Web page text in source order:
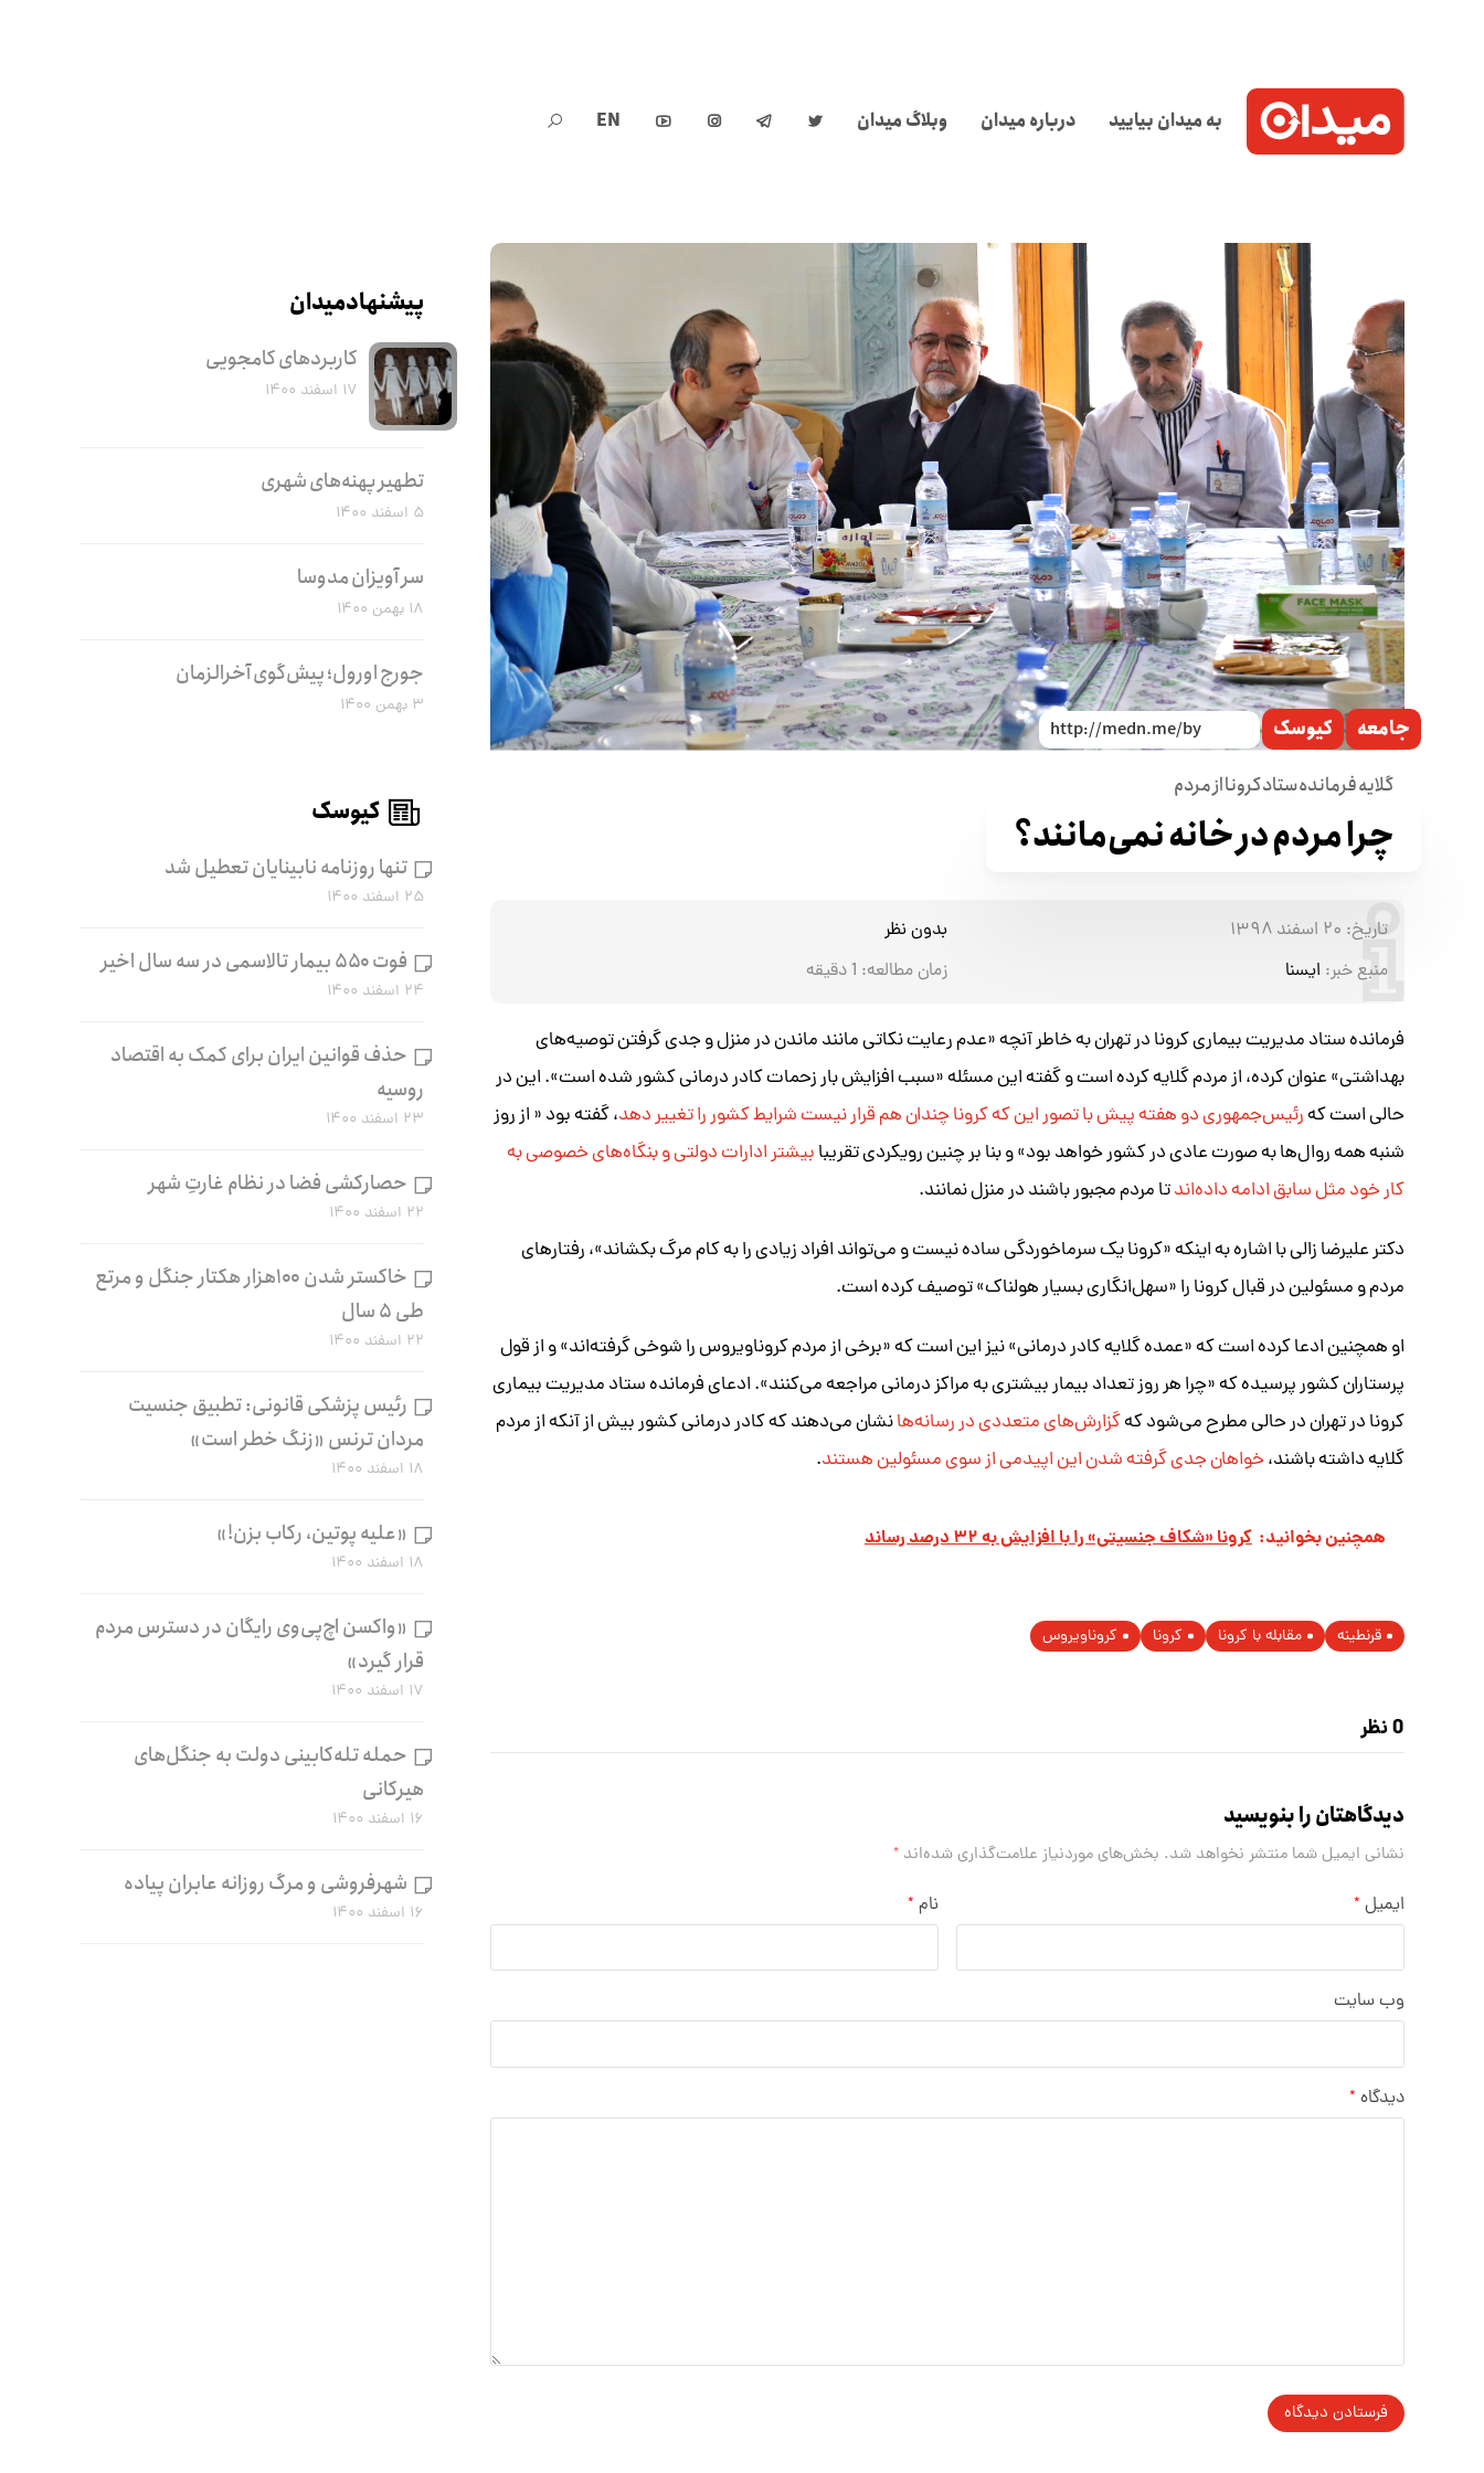
به میدان بیایید درباره میدان وبلاگ میدان 



EN

جامعه
کیوسک
گلایه فرمانده ستاد کرونا از مردم
چرا مردم در خانه نمی‌مانند؟
تاریخ: ۲۰ اسفند ۱۳۹۸
بدون نظر
منبع خبر: ایسنا زمان مطالعه: 1دقیقه
فرمانده ستاد مدیریت بیماری کرونا در تهران به خاطر آنچه «عدم رعایت نکاتی مانند ماندن در منزل و جدی گرفتن توصیه‌های
بهداشتی» عنوان کرده، از مردم گلایه کرده است و گفته این مسئله «سبب افزایش بار زحمات کادر درمانی کشور شده است». این در
حالی است کهرئیس‌جمهوری دو هفته پیش با تصور این که کرونا چندان هم قرار نیست شرایط کشور را تغییر دهد، گفته بود « از روز
شنبه همه روال‌ها به صورت عادی در کشور خواهد بود» و بنا بر چنین رویکردی تقریبابیشتر ادارات دولتی و بنگاه‌های خصوصی به
کار خود مثل سابق ادامه داده‌اندتا مردم مجبور باشند در منزل نمانند.
دکتر علیرضا زالی با اشاره به اینکه «کرونا یک سرماخوردگی ساده نیست و می‌تواند افراد زیادی را به کام مرگ بکشاند»، رفتارهای
مردم و مسئولین در قبال کرونا را «سهل‌انگاری بسیار هولناک» توصیف کرده است.
او همچنین ادعا کرده است که «عمده‌ گلایه کادر درمانی» نیز این است که «برخی از مردم کروناویروس را شوخی گرفته‌اند» و از قول
پرستاران کشور پرسیده که «چرا هر روز تعداد بیمار بیشتری به مراکز درمانی مراجعه می‌کنند». ادعای فرمانده ستاد مدیریت بیماری
کرونا در تهران در حالی مطرح می‌شود کهگزارش‌های متعددی در رسانه‌هانشان می‌دهند که کادر درمانی کشور بیش از آنکه از مردم
گلایه داشته باشند،خواهان جدی گرفته شدن این اپیدمی از سوی مسئولین هستند.
همچنین بخوانید: کرونا «شکاف جنسیتی» را با افزایش به ۳۲ درصد رساند
قرنطینه مقابله با کرونا کرونا کروناویروس
0 نظر
دیدگاهتان را بنویسید
نشانی ایمیل شما منتشر نخواهد شد. بخش‌های موردنیاز علامت‌گذاری شده‌اند *
نام * ایمیل *
وب‌ سایت
دیدگاه *
پیشنهاد میدان
کاربرد‌های کامجویی
۱۷ اسفند ۱۴۰۰
تطهیر پهنه‌های شهری
۵ اسفند ۱۴۰۰
سر آویزان مدوسا
۱۸ بهمن ۱۴۰۰
جورج اورول؛ پیش‌گوی آخرالزمان
۳ بهمن ۱۴۰۰
کیوسک
تنها روزنامه نابینایان تعطیل شد
۲۵ اسفند ۱۴۰۰
فوت ۵۵۰ بیمار تالاسمی در سه سال اخیر
۲۴ اسفند ۱۴۰۰
حذف قوانین ایران برای کمک به اقتصاد
روسیه
۲۳ اسفند ۱۴۰۰
حصارکشی فضا در نظام غارتِ شهر
۲۲ اسفند ۱۴۰۰
خاکستر شدن ۱۰۰هزار هکتار جنگل و مرتع
طی ۵ سال
۲۲ اسفند ۱۴۰۰
رئیس پزشکی قانونی: تطبیق جنسیت
مردان ترنس «زنگ خطر است»
۱۸ اسفند ۱۴۰۰
«علیه پوتین، رکاب بزن!»
۱۸ اسفند ۱۴۰۰
«واکسن اچ‌پی‌وی رایگان در دسترس مردم
قرار گیرد»
۱۷ اسفند ۱۴۰۰
حمله تله‌کابینی دولت به جنگل‌های
هیرکانی
۱۶ اسفند ۱۴۰۰
شهرفروشی و مرگ روزانه عابران پیاده
۱۶ اسفند ۱۴۰۰